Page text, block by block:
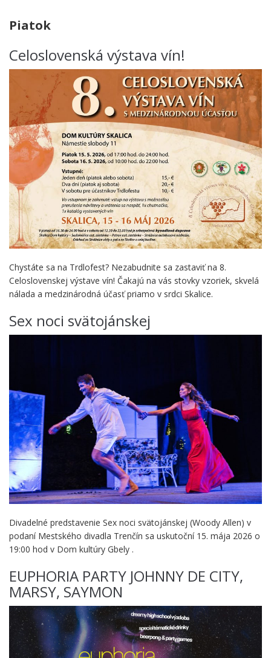
Piatok
Celoslovenská výstava vín!
Chystáte sa na Trdlofest? Nezabudnite sa zastaviť na 8.
Celoslovenskej výstave vín! Čakajú na vás stovky vzoriek, skvelá
nálada a medzinárodná účasť priamo v srdci Skalice.
Sex noci svätojánskej
Divadelné predstavenie Sex noci svätojánskej (Woody Allen) v
podaní Mestského divadla Trenčín sa uskutoční 15. mája 2026 o
19:00 hod v Dom kultúry Gbely .
EUPHORIA PARTY JOHNNY DE CITY,
MARSY, SAYMON